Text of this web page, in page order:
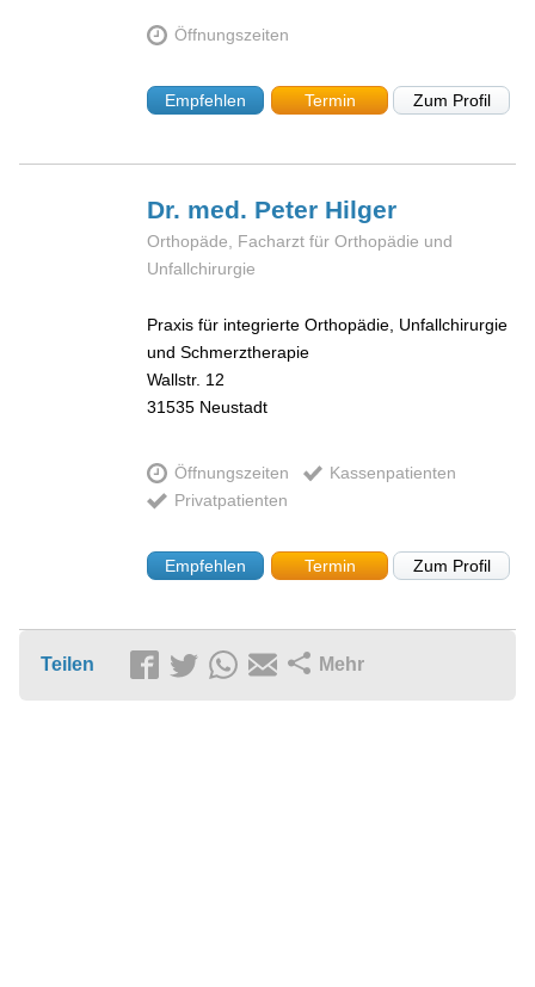
Öffnungszeiten
Empfehlen Termin Zum Profil
Dr. med. Peter Hilger
Orthopäde, Facharzt für Orthopädie und
Unfallchirurgie
Praxis für integrierte Orthopädie, Unfallchirurgie
und Schmerztherapie
Wallstr. 12
31535 Neustadt
Öffnungszeiten
Kassenpatienten
Privatpatienten
Empfehlen Termin Zum Profil
Teilen Mehr